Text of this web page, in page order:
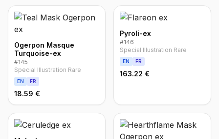
Ogerpon Masque
Turquoise-ex
#145
Special Illustration Rare
EN FR
18.59 €
Pyroli-ex
#146
Special Illustration Rare
EN FR
163.22 €